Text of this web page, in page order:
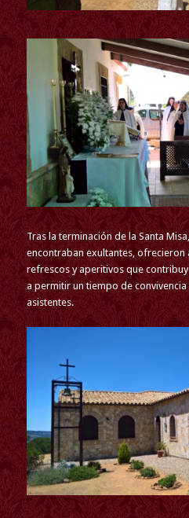
Tras la terminación de la Santa
encontraban exultantes, ofrecieron
refrescos y aperitivos que
a permitir un tiempo de
asistentes.